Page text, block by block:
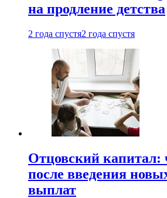
на продление детства
2 года спустя2 года спустя
Отцовский капитал:
после введения
выплат